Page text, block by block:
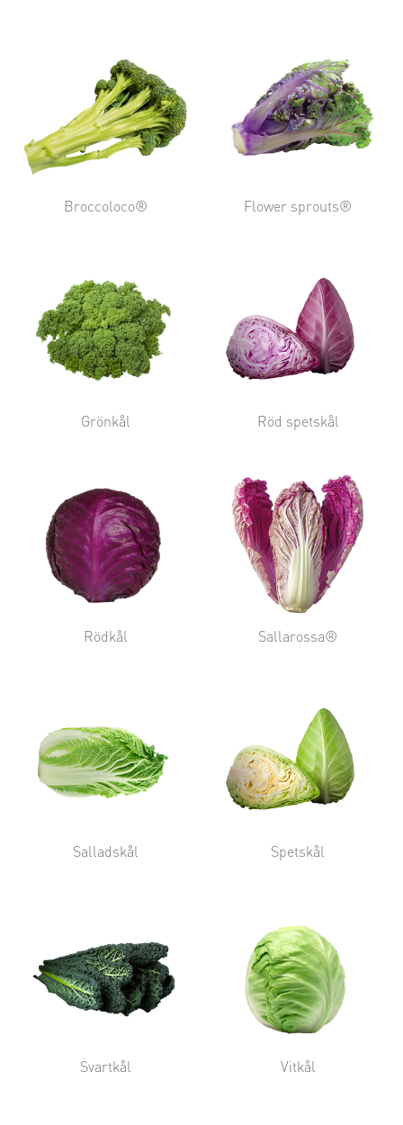
Broccoloco® Flower sprouts®
Grönkål Röd spetskål
Rödkål Sallarossa®
Salladskål Spetskål
Svartkål Vitkål